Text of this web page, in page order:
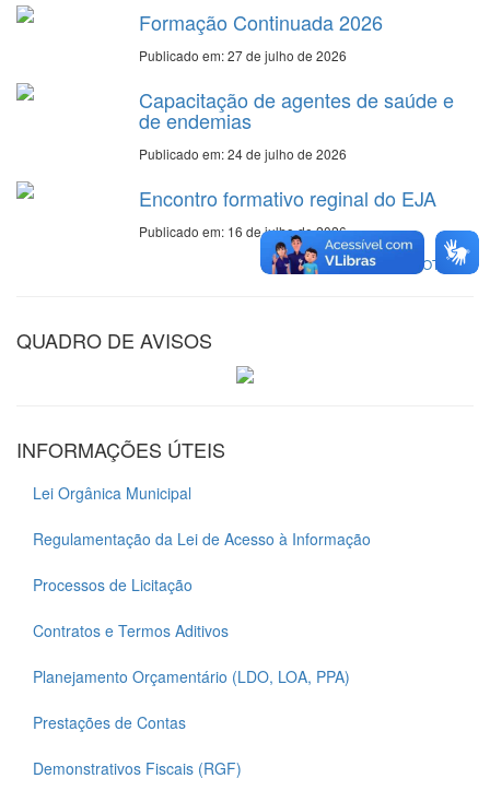
Formação Continuada 2026
Publicado em: 27 de julho de 2026
Capacitação de agentes de saúde e
de endemias
Publicado em: 24 de julho de 2026
Encontro formativo reginal do EJA
Publicado em: 16 de julho de 2026
VER TODAS NOTÍCIAS
QUADRO DE AVISOS
INFORMAÇÕES ÚTEIS
Lei Orgânica Municipal
Regulamentação da Lei de Acesso à Informação
Processos de Licitação
Contratos e Termos Aditivos
Planejamento Orçamentário (LDO, LOA, PPA)
Prestações de Contas
Demonstrativos Fiscais (RGF)